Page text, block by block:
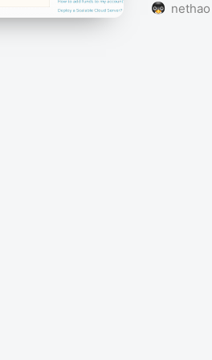
nethao